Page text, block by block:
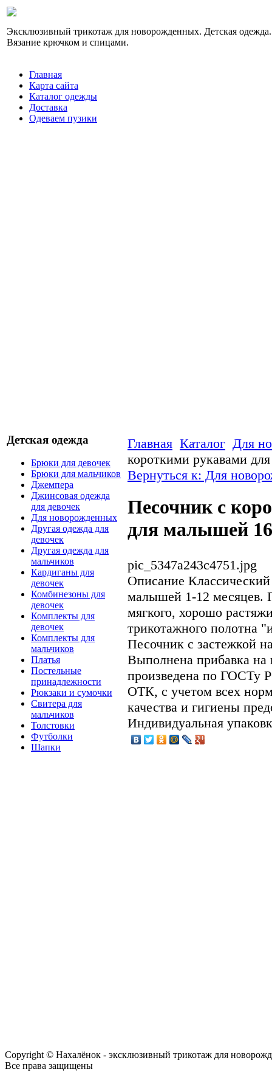
Эксклюзивный трикотаж для новорожденных. Детская одежда.
Вязание крючком и спицами.
Главная
Карта сайта
Каталог одежды
Доставка
Одеваем пузики
Детская одежда
Брюки для девочек
Брюки для мальчиков
Джемпера
Джинсовая одежда
для девочек
Для новорожденных
Другая одежда для
девочек
Другая одежда для
мальчиков
Кардиганы для
девочек
Комбинезоны для
девочек
Комплекты для
девочек
Комплекты для
мальчиков
Платья
Постельные
принадлежности
Рюкзаки и сумочки
Свитера для
мальчиков
Толстовки
Футболки
Шапки
Главная Каталог Для
короткими рукавами
Вернуться к: Для
Песочник с
для малышей
pic_5347a243c4751.jpg
Описание
малышей 1-12 месяцев.
мягкого, хорошо
трикотажного полотна
Песочник с застежкой
Выполнена прибавка на
произведена по ГОСТу
ОТК, с учетом всех
качества и гигиены
Индивидуальная
Copyright © Нахалёнок - эксклюзивный трикотаж для
Все права защищены